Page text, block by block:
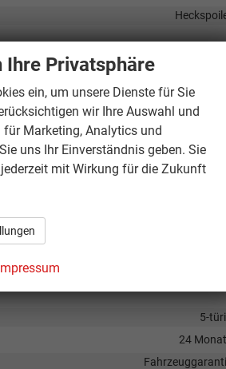
Traktionskontrolle (ASR/CTS/ETS),
185/65R15
5-
24
Privatsphäre
ein, um unsere Dienste für Sie
wir Ihre Auswahl und
für Marketing, Analytics und
uns Ihr Einverständnis geben. Sie
mit Wirkung für die Zukunft